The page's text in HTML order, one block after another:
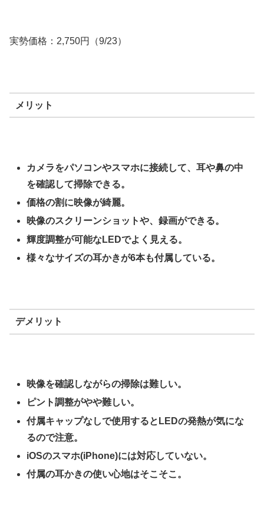
実勢価格：2,750円（9/23）
メリット
カメラをパソコンやスマホに接続して、耳や鼻の中
を確認して掃除できる。
価格の割に映像が綺麗。
映像のスクリーンショットや、録画ができる。
輝度調整が可能なLEDでよく見える。
様々なサイズの耳かきが6本も付属している。
デメリット
映像を確認しながらの掃除は難しい。
ピント調整がやや難しい。
付属キャップなしで使用するとLEDの発熱が気にな
るので注意。
iOSのスマホ(iPhone)には対応していない。
付属の耳かきの使い心地はそこそこ。